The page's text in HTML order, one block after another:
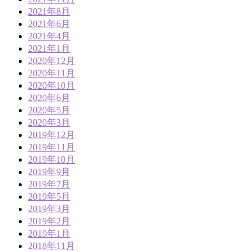
2021年8月
2021年6月
2021年4月
2021年1月
2020年12月
2020年11月
2020年10月
2020年6月
2020年5月
2020年3月
2019年12月
2019年11月
2019年10月
2019年9月
2019年7月
2019年5月
2019年3月
2019年2月
2019年1月
2018年11月